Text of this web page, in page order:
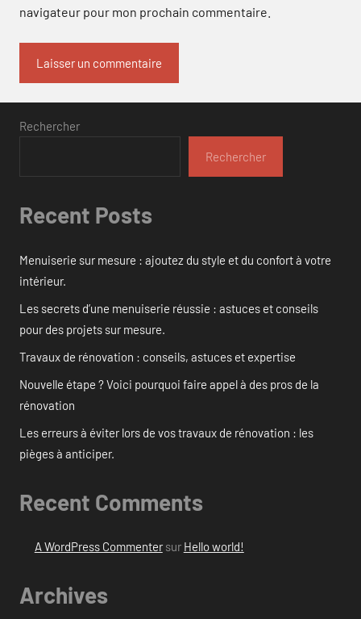
navigateur pour mon prochain commentaire.
Rechercher
Rechercher
Recent Posts
Menuiserie sur mesure : ajoutez du style et du confort à votre
intérieur.
Les secrets d’une menuiserie réussie : astuces et conseils
pour des projets sur mesure.
Travaux de rénovation : conseils, astuces et expertise
Nouvelle étape ? Voici pourquoi faire appel à des pros de la
rénovation
Les erreurs à éviter lors de vos travaux de rénovation : les
pièges à anticiper.
Recent Comments
A WordPress Commentersur Hello world!
Archives